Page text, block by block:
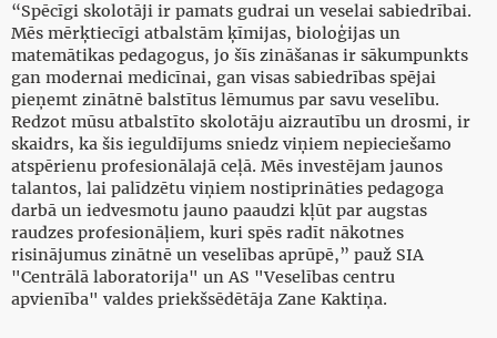
“Spēcīgi skolotāji ir pamats gudrai un veselai sabiedrībai.
Mēs mērķtiecīgi atbalstām ķīmijas, bioloģijas un
matemātikas pedagogus, jo šīs zināšanas ir sākumpunkts
gan modernai medicīnai, gan visas sabiedrības spējai
pieņemt zinātnē balstītus lēmumus par savu veselību.
Redzot mūsu atbalstīto skolotāju aizrautību un drosmi, ir
skaidrs, ka šis ieguldījums sniedz viņiem nepieciešamo
atspērienu profesionālajā ceļā. Mēs investējam jaunos
talantos, lai palīdzētu viņiem nostiprināties pedagoga
darbā un iedvesmotu jauno paaudzi kļūt par augstas
raudzes profesionāļiem, kuri spēs radīt nākotnes
risinājumus zinātnē un veselības aprūpē,” pauž SIA
"Centrālā laboratorija" un AS "Veselības centru
apvienība" valdes priekšsēdētāja Zane Kaktiņa.